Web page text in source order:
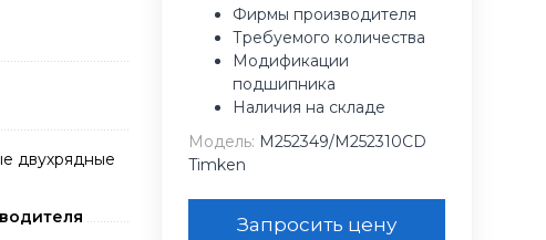
двухрядные
Фирмы производителя
Требуемого количества
Модификации
подшипника
Наличия на складе
Модель: M252349/M252310CD
Timken
Запросить цену